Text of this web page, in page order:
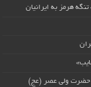
هرمز به ایرانیان
حضرت ولی عصر (عج)